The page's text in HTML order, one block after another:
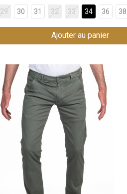
29 30 31 32 33 34 36 38
Ajouter au panier